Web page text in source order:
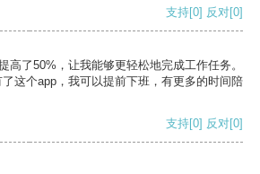
支持[0] 反对[0]
高了50%，让我能够更轻松地完成工作任务。
这个app，我可以提前下班，有更多的时间陪
支持[0] 反对[0]